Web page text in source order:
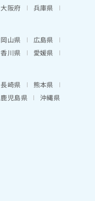
大阪府
兵庫県
岡山県
広島県
香川県
愛媛県
長崎県
熊本県
鹿児島県 沖縄県